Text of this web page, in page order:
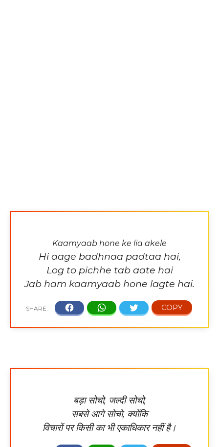
Kaamyaab hone ke lia akele
Hi aage badhnaa padtaa hai,
Log to pichhe tab aate hai
Jab ham kaamyaab hone lagte hai.
बड़ा सोचो, जल्दी सोचो,
सबसे आगे सोचो, क्योंकि
विचारों पर किसी का भी एकाधिकार नहीं है।